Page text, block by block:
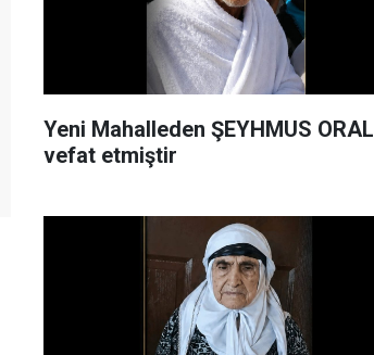
Yeni Mahalleden ŞEYHMUS ORAL
vefat etmiştir